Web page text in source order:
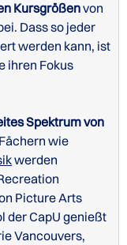
Kursgrößenvon
Dass so jeder
werden kann, ist
ihren Fokus
Spektrum von
wie
werden
Picture Arts
der CapU genießt
Vancouvers,